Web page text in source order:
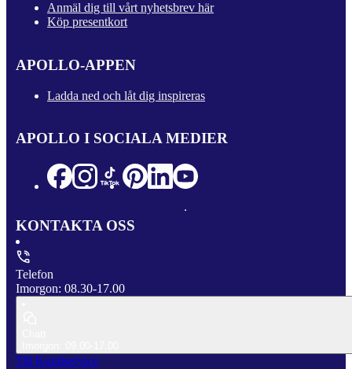
Anmäl dig till vårt nyhetsbrev här
Köp presentkort
APOLLO-APPEN
Ladda ned och låt dig inspireras
APOLLO I SOCIALA MEDIER
KONTAKTA OSS
Telefon
Imorgon: 08.30-17.00
Till Kundservice